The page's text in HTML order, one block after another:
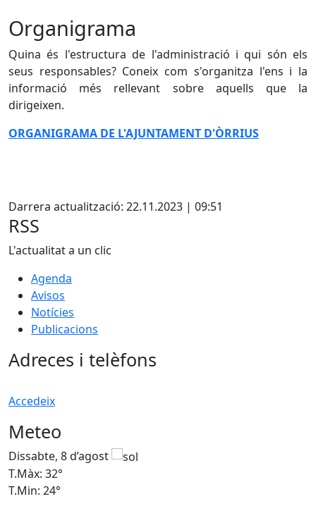
Organigrama
Quina és l'estructura de l'administració i qui són els
seus responsables? Coneix com s'organitza l'ens i la
informació més rellevant sobre aquells que la
dirigeixen.
ORGANIGRAMA DE L'AJUNTAMENT D'ÒRRIUS
Darrera actualització: 22.11.2023 | 09:51
RSS
L'actualitat a un clic
Agenda
Avisos
Notícies
Publicacions
Adreces i telèfons
Accedeix
Meteo
Dissabte, 8 d’agost
T.Màx: 32°
T.Min: 24°